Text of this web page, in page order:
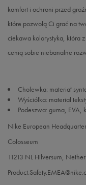
komfort i ochroni przed
które pozwolą Ci grać na
ciekawa kolorystyka, która
cenią sobie niebanalne
Cholewka: materiał
Wyściółka: materiał
Podeszwa: guma, EVA,
Nike European
Colosseum
11213 NL Hilversum,